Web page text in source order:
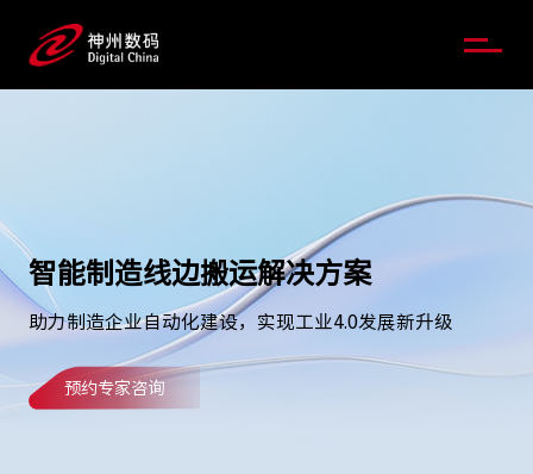
智能制造线边搬运解决方案
助力制造企业自动化建设，实现工业4.0发展新升级
预约专家咨询